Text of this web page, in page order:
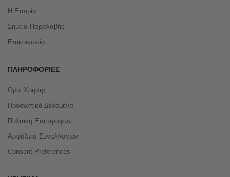
Η Εταιρία
Σημεία Παραλαβής
Επικοινωνία
ΠΛΗΡΟΦΟΡΊΕΣ
Όροι Χρήσης
Προσωπικά Δεδομένα
Πολιτική Επιστροφών
Ασφάλεια Συναλλαγών
Consent Preferences